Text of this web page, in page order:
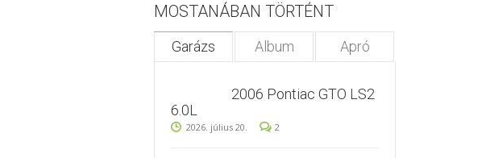
MOSTANÁBAN TÖRTÉNT
Garázs Album Apró
2006 Pontiac GTO LS2
6.0L
2026. július 20. 2